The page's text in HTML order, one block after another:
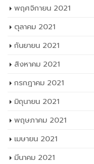
พฤศจิกายน 2021
ตุลาคม 2021
กันยายน 2021
สิงหาคม 2021
กรกฎาคม 2021
มิถุนายน 2021
พฤษภาคม 2021
เมษายน 2021
มีนาคม 2021